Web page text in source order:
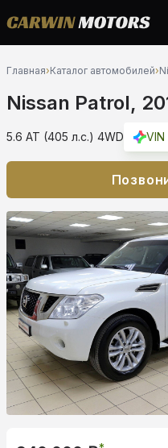
Главная›Каталог автомобилей›
Nissan Patrol,
5.6 AT (405 л.с.) 4WD